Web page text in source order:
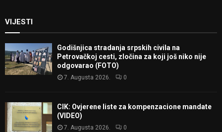
VIJESTI
Godišnjica stradanja srpskih civila na
Petrovačkoj cesti, zločina za koji još niko nije
odgovarao (FOTO)
7. Augusta 2026. 0
CIK: Ovjerene liste za kompenzacione mandate
(VIDEO)
7. Augusta 2026. 0